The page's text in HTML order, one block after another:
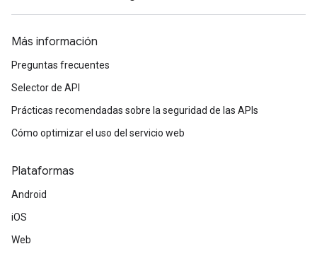
Más información
Preguntas frecuentes
Selector de API
Prácticas recomendadas sobre la seguridad de las APIs
Cómo optimizar el uso del servicio web
Plataformas
Android
iOS
Web